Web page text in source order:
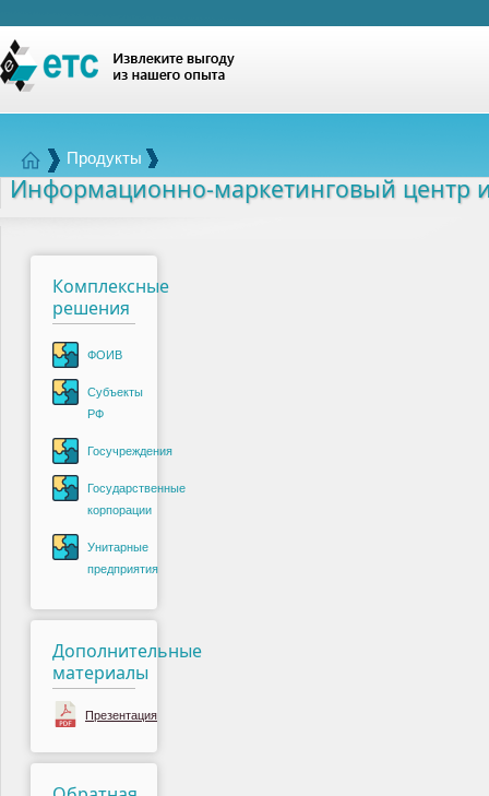
Продукты
Информационно-маркетинговый центр
Комплексные
решения
ФОИВ
Субъекты
РФ
Госучреждения
Государственные
корпорации
Унитарные
предприятия
Дополнительные
материалы
Презентация